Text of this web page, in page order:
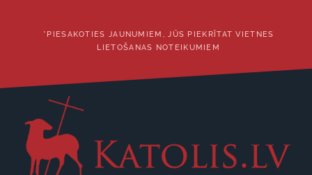
*PIESAKOTIES JAUNUMIEM, JŪS PIEKRĪTAT VIETNES
LIETOŠANAS NOTEIKUMIEM